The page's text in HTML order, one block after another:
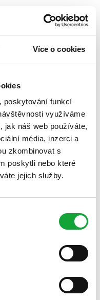
Více o cookies
poskytování funkcí
využíváme
jak náš web používáte,
média, inzerci a
zkombinovat s
poskytli nebo které
jejich služby.